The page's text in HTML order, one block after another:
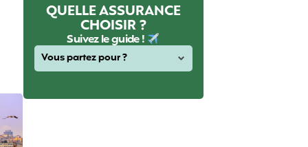
QUELLE ASSURANCE
CHOISIR ?
Suivez le guide !